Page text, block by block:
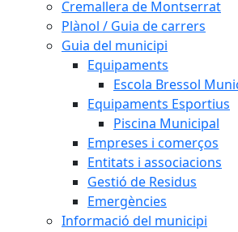
Cremallera de Montserrat
Plànol / Guia de carrers
Guia del municipi
Equipaments
Escola Bressol
Equipaments Esportius
Piscina Municipal
Empreses i comerços
Entitats i associacions
Gestió de Residus
Emergències
Informació del municipi